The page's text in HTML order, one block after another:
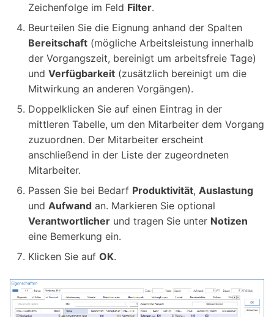
Zeichenfolge im Feld Filter.
Beurteilen Sie die Eignung anhand der Spalten
Bereitschaft (mögliche Arbeitsleistung innerhalb
der Vorgangszeit, bereinigt um arbeitsfreie Tage)
und Verfügbarkeit (zusätzlich bereinigt um die
Mitwirkung an anderen Vorgängen).
Doppelklicken Sie auf einen Eintrag in der
mittleren Tabelle, um den Mitarbeiter dem Vorgang
zuzuordnen. Der Mitarbeiter erscheint
anschließend in der Liste der zugeordneten
Mitarbeiter.
Passen Sie bei Bedarf Produktivität, Auslastung
und Aufwand an. Markieren Sie optional
Verantwortlicher und tragen Sie unter Notizen
eine Bemerkung ein.
Klicken Sie auf OK.